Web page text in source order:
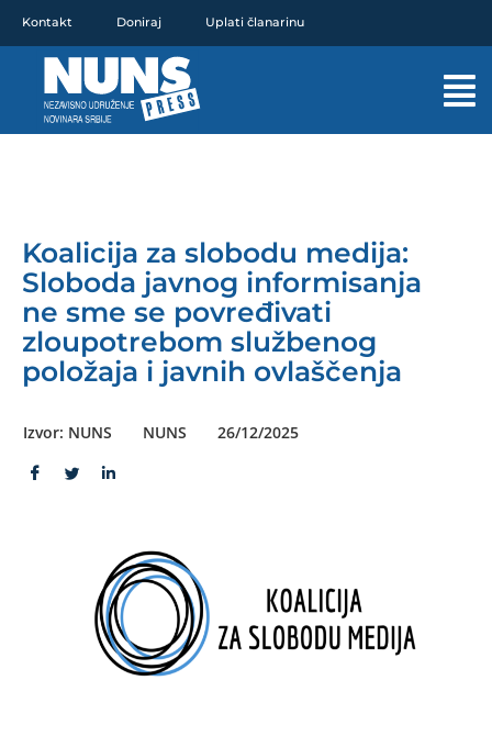
sadržaj
Kontakt Doniraj Uplati članarinu
Koalicija za slobodu medija:
Sloboda javnog informisanja
ne sme se povređivati
zloupotrebom službenog
položaja i javnih ovlaščenja
Izvor: NUNS NUNS 26/12/2025